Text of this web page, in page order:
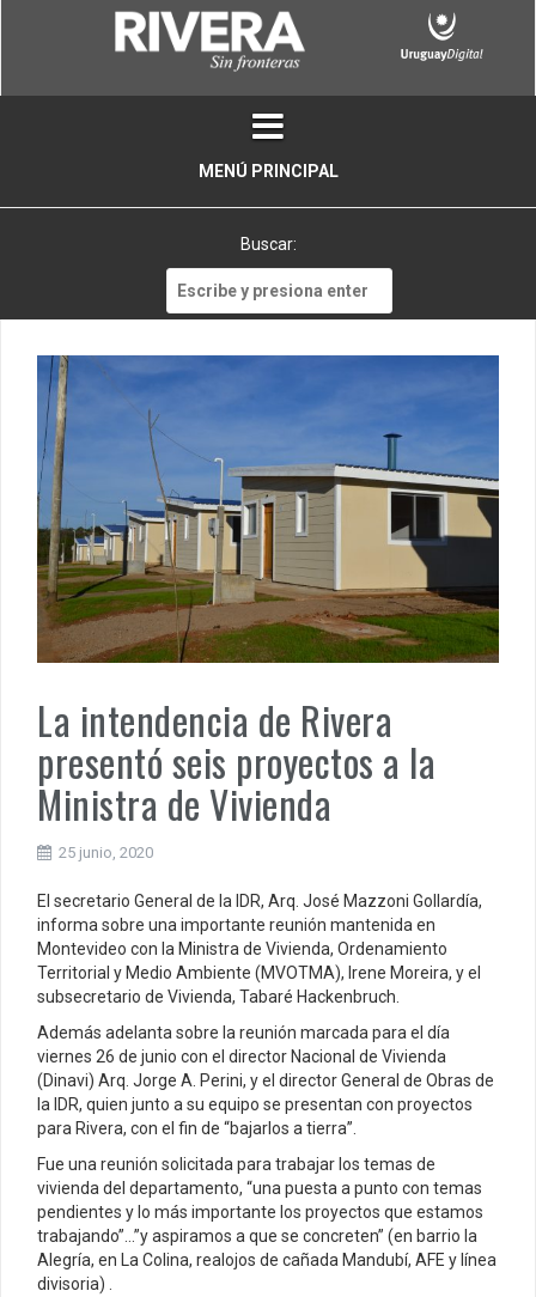
MENÚ PRINCIPAL
Buscar:
La intendencia de Rivera
presentó seis proyectos a la
Ministra de Vivienda
25 junio, 2020
El secretario General de la IDR, Arq. José Mazzoni Gollardía,
informa sobre una importante reunión mantenida en
Montevideo con la Ministra de Vivienda, Ordenamiento
Territorial y Medio Ambiente (MVOTMA), Irene Moreira, y el
subsecretario de Vivienda, Tabaré Hackenbruch.
Además adelanta sobre la reunión marcada para el día
viernes 26 de junio con el director Nacional de Vivienda
(Dinavi) Arq. Jorge A. Perini, y el director General de Obras de
la IDR, quien junto a su equipo se presentan con proyectos
para Rivera, con el fin de “bajarlos a tierra”.
Fue una reunión solicitada para trabajar los temas de
vivienda del departamento, “una puesta a punto con temas
pendientes y lo más importante los proyectos que estamos
trabajando”…”y aspiramos a que se concreten” (en barrio la
Alegría, en La Colina, realojos de cañada Mandubí, AFE y línea
divisoria) .